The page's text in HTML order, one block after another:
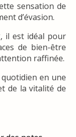
sensation de
d’évasion.
il est idéal pour
de bien-être
raffinée.
en une
de la vitalité de